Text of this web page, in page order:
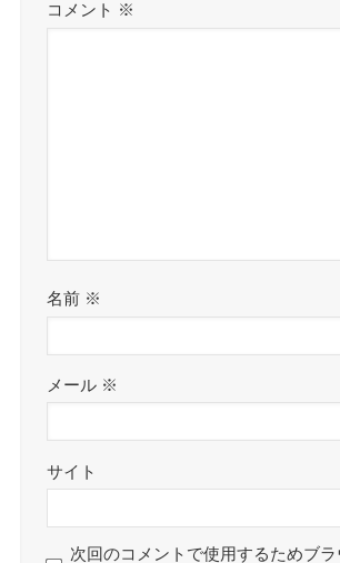
コメント ※
名前 ※
メール ※
サイト
次回のコメントで使用するためブ